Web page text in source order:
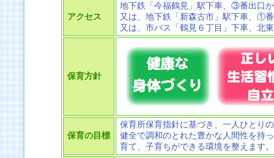
アクセス
地下鉄「今福鶴見」駅下車、③番出口
又は、地下鉄「新森古市」駅下車、①
又は、市バス「鶴見６丁目」下車、北
保育方針
保育の目標
保育所保育指針に基づき、一人ひとり
健全で調和のとれた豊かな人間性を持
育て、子育ちができる環境を整えます。